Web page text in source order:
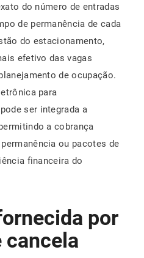
do número de entradas
de permanência de cada
do estacionamento,
efetivo das vagas
de ocupação.
para
ser integrada a
a cobrança
ou pacotes de
financeira do
por
cancela